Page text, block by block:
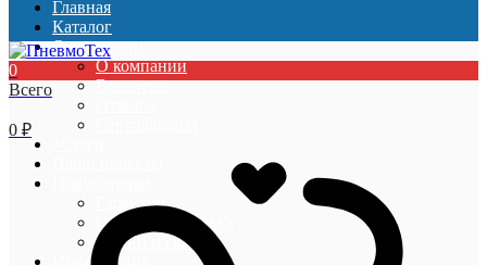
Главная
Каталог
О компании
О компании
Вакансии
Гарантии
Оплата и доставка
Акции и скидки
0
Всего
0 ₽